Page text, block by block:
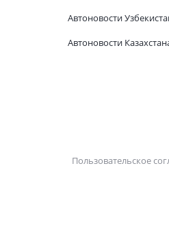
Автоновости
Автоновости
Пользовательское